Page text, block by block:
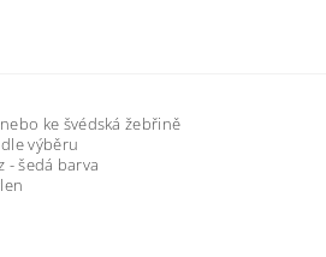
ke švédská žebřině
výběru
šedá barva